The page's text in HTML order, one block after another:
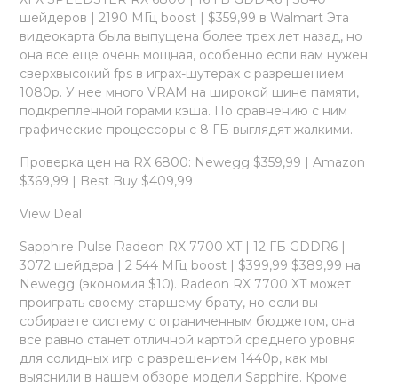
шейдеров | 2190 МГц boost | $359,99 в Walmart Эта
видеокарта была выпущена более трех лет назад, но
она все еще очень мощная, особенно если вам нужен
сверхвысокий fps в играх-шутерах с разрешением
1080p. У нее много VRAM на широкой шине памяти,
подкрепленной горами кэша. По сравнению с ним
графические процессоры с 8 ГБ выглядят жалкими.
Проверка цен на RX 6800: Newegg $359,99 | Amazon
$369,99 | Best Buy $409,99
View Deal
Sapphire Pulse Radeon RX 7700 XT | 12 ГБ GDDR6 |
3072 шейдера | 2 544 МГц boost | $399,99 $389,99 на
Newegg (экономия $10). Radeon RX 7700 XT может
проиграть своему старшему брату, но если вы
собираете систему с ограниченным бюджетом, она
все равно станет отличной картой среднего уровня
для солидных игр с разрешением 1440p, как мы
выяснили в нашем обзоре модели Sapphire. Кроме